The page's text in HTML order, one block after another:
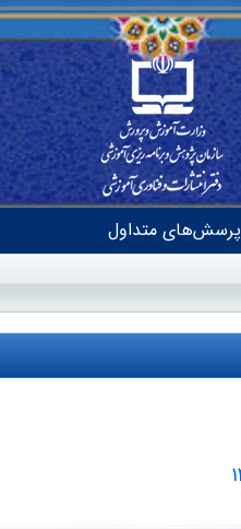
پرسش‌های متداول